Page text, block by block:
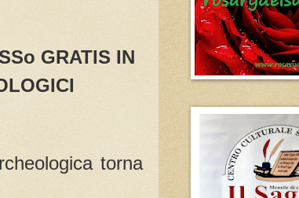
GRATIS IN
torna